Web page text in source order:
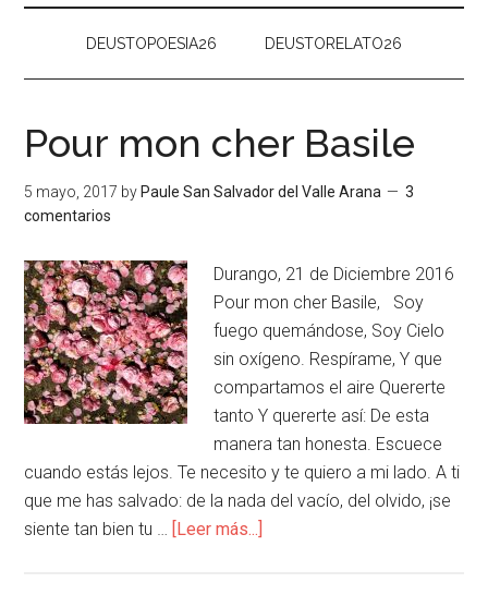
DEUSTOPOESIA26 DEUSTORELATO26
Pour mon cher Basile
5 mayo, 2017 by Paule San Salvador del Valle Arana
3
comentarios
Durango, 21 de Diciembre 2016
Pour mon cher Basile, Soy
fuego quemándose, Soy Cielo
sin oxígeno. Respírame, Y que
compartamos el aire Quererte
tanto Y quererte así: De esta
manera tan honesta. Escuece
cuando estás lejos. Te necesito y te quiero a mi lado. A ti
que me has salvado: de la nada del vacío, del olvido, ¡se
siente tan bien tu … [Leer más...]